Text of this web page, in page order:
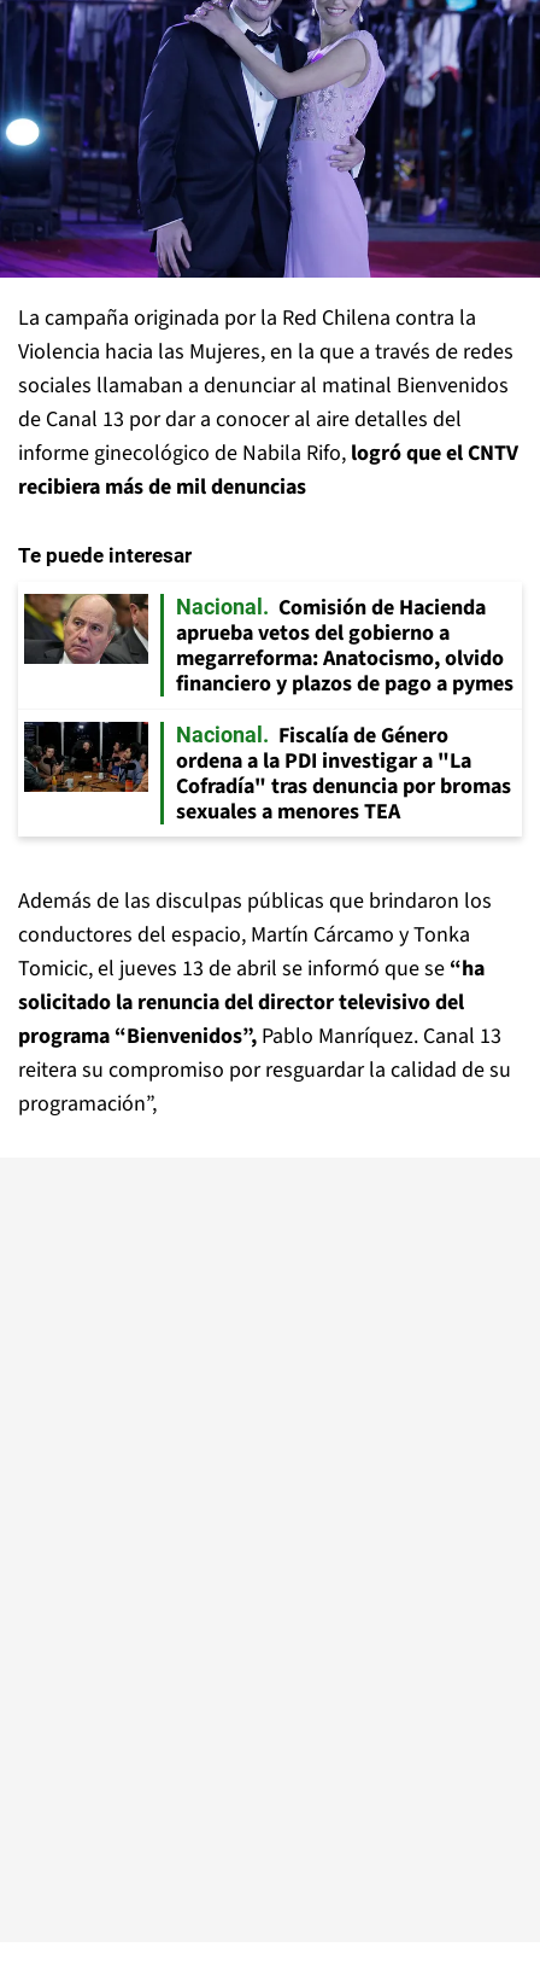
La campaña originada por la Red Chilena contra la
Violencia hacia las Mujeres, en la que a través de redes
sociales llamaban a denunciar al matinal Bienvenidos
de Canal 13 por dar a conocer al aire detalles del
informe ginecológico de Nabila Rifo, logró que el CNTV
recibiera más de mil denuncias
Te puede interesar
Nacional
Comisión de Hacienda
aprueba vetos del gobierno a
megarreforma: Anatocismo, olvido
financiero y plazos de pago a pymes
Nacional
Fiscalía de Género
ordena a la PDI investigar a "La
Cofradía" tras denuncia por bromas
sexuales a menores TEA
Además de las disculpas públicas que brindaron los
conductores del espacio, Martín Cárcamo y Tonka
Tomicic, el jueves 13 de abril se informó que se “ha
solicitado la renuncia del director televisivo del
programa “Bienvenidos”, Pablo Manríquez. Canal 13
reitera su compromiso por resguardar la calidad de su
programación”,